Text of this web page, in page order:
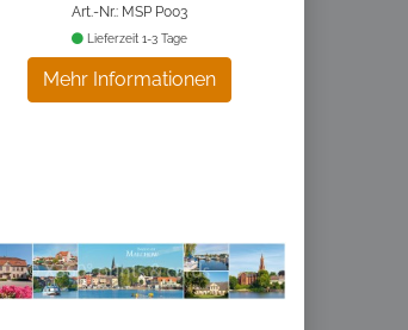
Art.-Nr.: MSP P003
Mehr Informationen
Lieferzeit 1-3 Tage